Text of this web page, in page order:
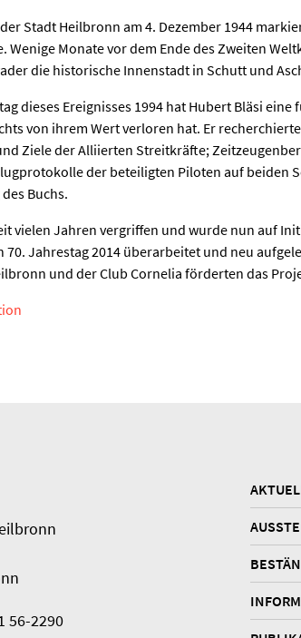
Stadt Heilbronn am 4. Dezember 1944
Wenige Monate vor dem Ende des Zweiten
die historische Innenstadt in Schutt und
dieses Ereignisses 1994 hat Hubert Bläsi
von ihrem Wert verloren hat. Er
Ziele der Alliierten Streitkräfte;
der beteiligten Piloten auf beiden
Buchs.
vielen Jahren vergriffen und wurde nun auf
70. Jahrestag 2014 überarbeitet und neu
und der Club Cornelia förderten das
56-2290